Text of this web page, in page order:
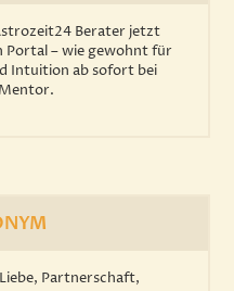
Berater jetzt
Portal – wie gewohnt für
Intuition ab sofort bei
Partnerschaft,